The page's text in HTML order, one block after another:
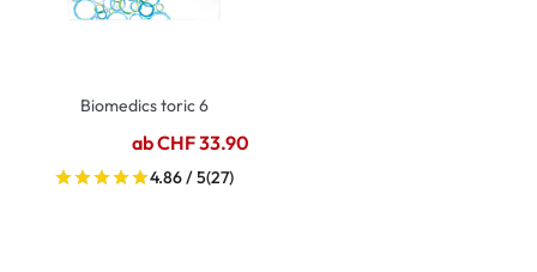
Biomedics toric 6
ab CHF 33.90
4.86 / 5(27)